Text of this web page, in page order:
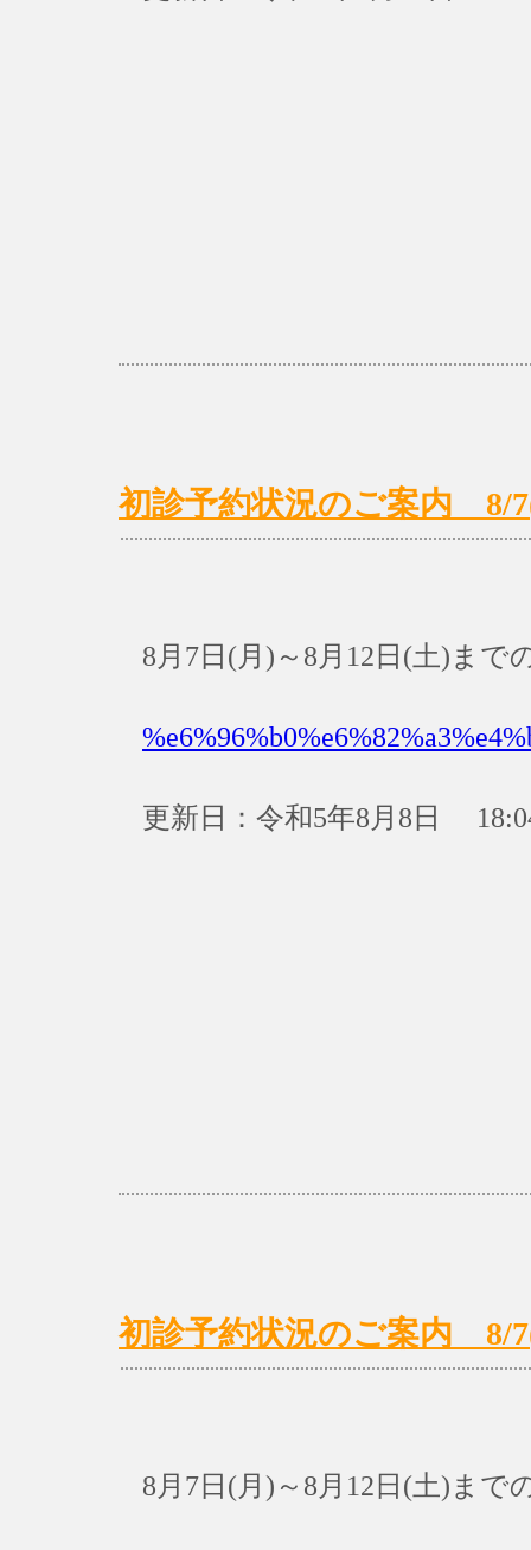
初診予約状況のご案内 8/
8月7日(月)～8月12日(土)まで
更新日：令和5年8月8日
初診予約状況のご案内 8/
8月7日(月)～8月12日(土)まで